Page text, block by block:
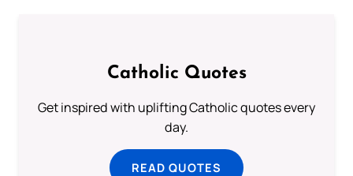
Catholic Quotes
Get inspired with uplifting Catholic quotes every
day.
READ QUOTES